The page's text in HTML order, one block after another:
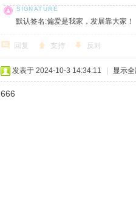
默认签名:偏爱是我家，发展靠大家
回复 支持 反对
发表于 2024-10-3 14:34:11 显示
666